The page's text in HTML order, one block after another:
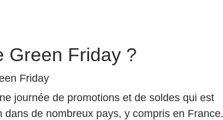
Green Friday ?
Friday
journée de promotions et de soldes qui est
dans de nombreux pays, y compris en France.